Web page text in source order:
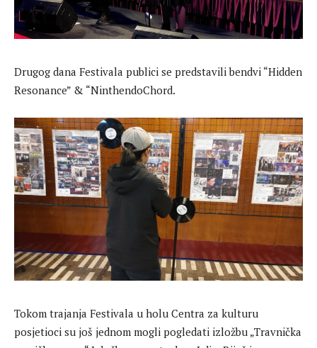
Drugog dana Festivala publici se predstavili bendvi “Hidden
Resonance” & “NinthendoChord.
Tokom trajanja Festivala u holu Centra za kulturu
posjetioci su još jednom mogli pogledati izložbu „Travnička